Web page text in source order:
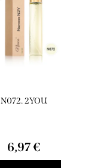
N072. 2YOU
6,97 €